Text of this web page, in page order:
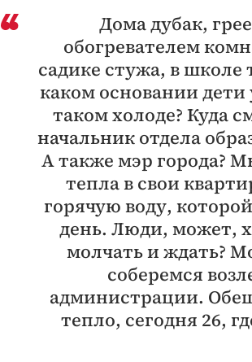
Дома дубак,
обогревателем
садике стужа, в школе
каком основании дети
таком холоде? Куда
начальник отдела
А также мэр города?
тепла в свои
горячую воду,
день. Люди, может,
молчать и ждать?
соберемся
администрации.
тепло, сегодня 26,